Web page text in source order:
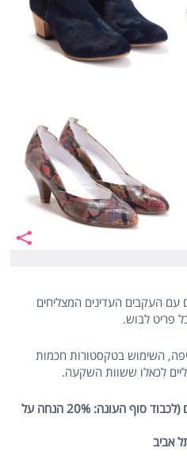
עם העקבים העדינים המצליחים
פריט לבוש.
השימוש בטקסטורות חכמות
לכאלו ששוות השקעה.
טווח מחירים: 690 – 1,090 שקלים (לכבוד סוף העונה: 20% הנחה על